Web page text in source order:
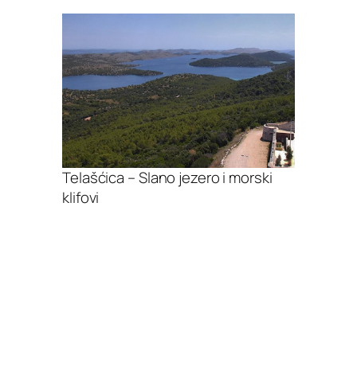
Telašćica – Slano jezero i morski
klifovi